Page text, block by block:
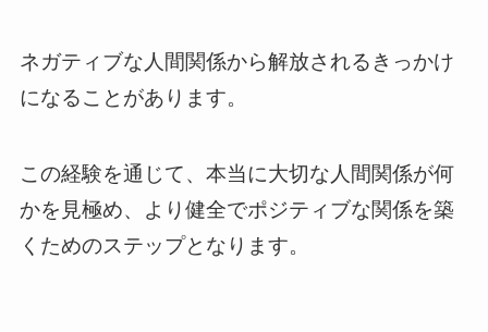
ネガティブな人間関係から解放されるきっかけ
になることがあります。
この経験を通じて、本当に大切な人間関係が何
かを見極め、より健全でポジティブな関係を築
くためのステップとなります。